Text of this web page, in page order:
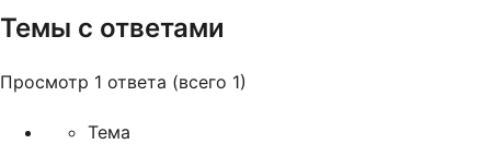
Темы с ответами
Просмотр 1 ответа (всего 1)
Тема